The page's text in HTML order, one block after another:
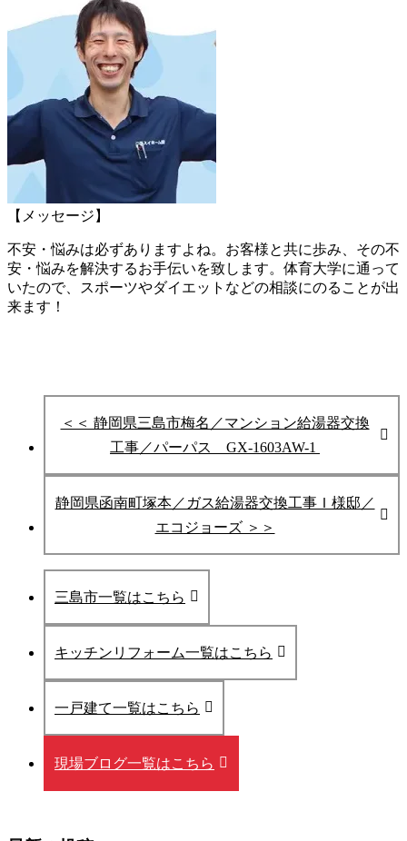
【メッセージ】
不安・悩みは必ずありますよね。お客様と共に歩み、その不
安・悩みを解決するお手伝いを致します。 体育大学に通って
いたので、スポーツやダイエットなどの相談にのることが出
来ます！
＜＜ 静岡県三島市梅名／マンション給湯器交換
工事／パーパス GX-1603AW-1
静岡県函南町塚本／ガス給湯器交換工事Ｉ様邸／
エコジョーズ ＞＞
三島市一覧はこちら
キッチンリフォーム一覧はこちら
一戸建て一覧はこちら
現場ブログ一覧はこちら